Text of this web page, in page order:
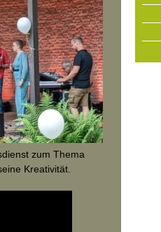
zum Thema
Kreativität.